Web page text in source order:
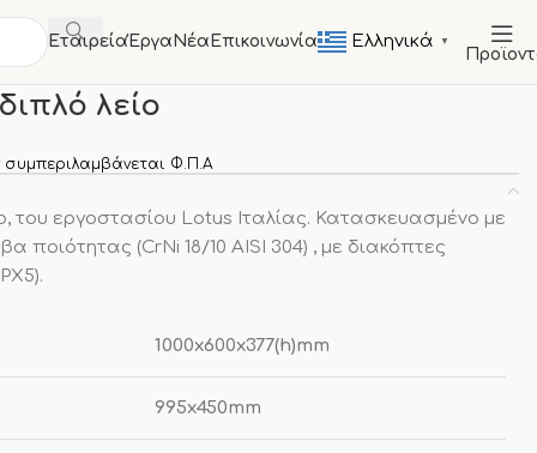
Εταιρεία Έργα Νέα Επικοινωνία Ελληνικά ▼
λείο
Φ.Π.Α
του εργοστασίου Lotus Ιταλίας. Κατασκευασμένο με
ποιότητας (CrNi 18/10 AISI 304) , με διακόπτες
1000x600x377(h)mm
995x450mm